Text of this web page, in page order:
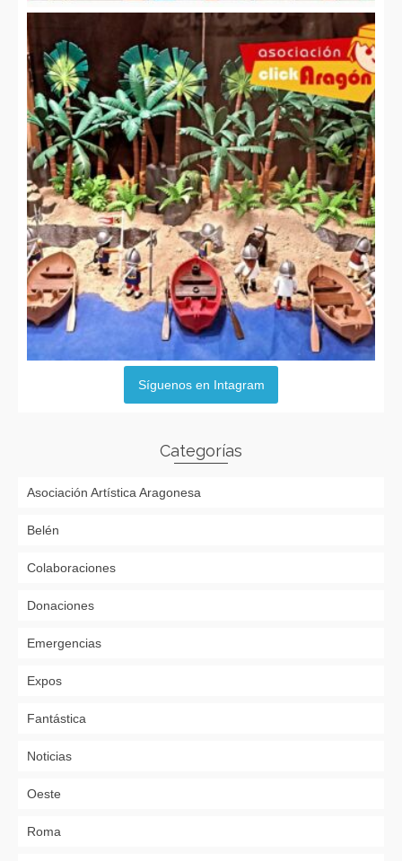
Síguenos en Intagram
Categorías
Asociación Artística Aragonesa
Belén
Colaboraciones
Donaciones
Emergencias
Expos
Fantástica
Noticias
Oeste
Roma